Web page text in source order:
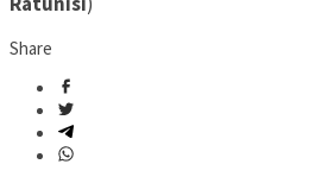
Share